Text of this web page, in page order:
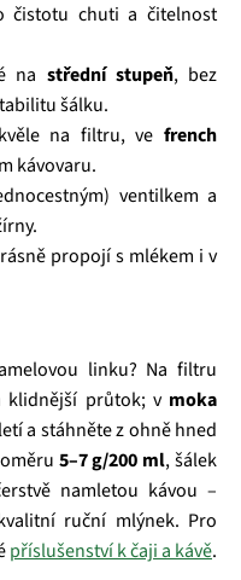
čistotu chuti a čitelnost
na střední stupeň, bez
šálku.
na filtru, ve french
kávovaru.
ventilkem a
propojí s mlékem i v
linku? Na filtru
klidnější průtok; v moka
a stáhněte z ohně hned
5–7 g/200 ml, šálek
namletou kávou –
ruční mlýnek. Pro
příslušenství k čaji a kávě.